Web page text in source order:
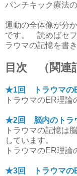
パンチキック療法
運動の全体像が分
です。 読めばセフ
ラウマの記憶を書
目次 （関連
★1回 トラウマの
トラウマのER理論
★2回 脳内のトラ
トラウマの記憶は
しています。
トラウマのER理論
★3回 トラウマの